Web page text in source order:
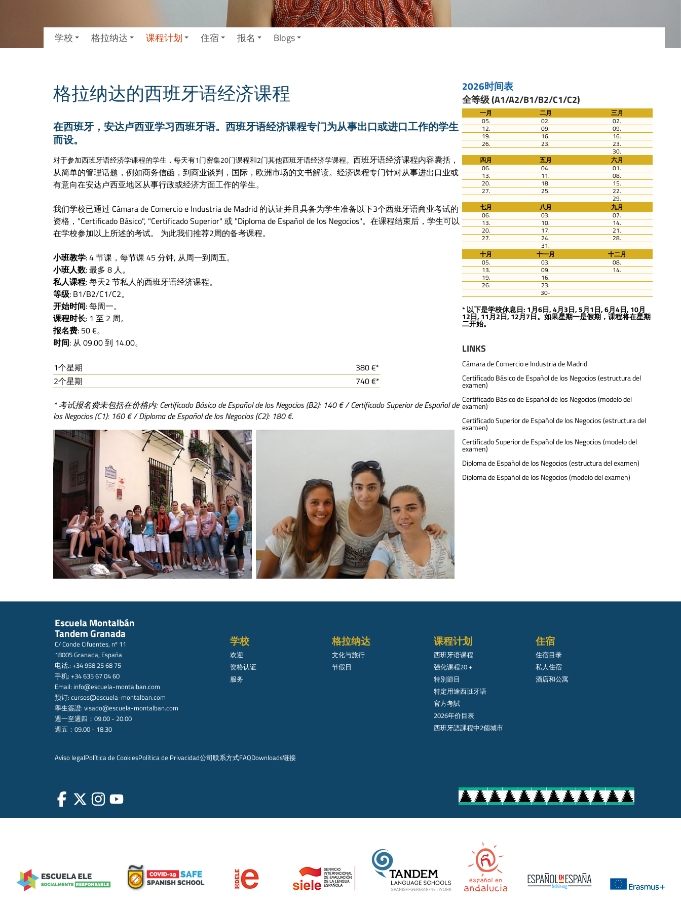
学校 格拉纳达 课程计划 住宿 报名 Blogs
格拉纳达的西班牙语经济课程
在西班牙，安达卢西亚学习西班牙语。西班牙语经济课程专门为从事出口或进口工作的学生
而设。
对于参加西班牙语经济学课程的学生，每天有1门密集20门课程和2门其他西班牙语经济学课程。西班牙语经济课程内容囊括，
从简单的管理话题，例如商务信函，到商业谈判，国际，欧洲市场的文书解读。经济课程专门针对从事进出口业或
有意向在安达卢西亚地区从事行政或经济方面工作的学生。
我们学校已通过 Cámara de Comercio e Industria de Madrid 的认证并且具备为学生准备以下3个西班牙语商业考试的
资格，"Certificado Básico", "Certificado Superior" 或 "Diploma de Español de los Negocios"。在课程结束后，学生可以
在学校参加以上所述的考试。 为此我们推荐2周的备考课程。
小班教学: 4 节课，每节课 45 分钟, 从周一到周五。
小班人数: 最多 8 人。
私人课程: 每天2 节私人的西班牙语经济课程。
等级: B1/B2/C1/C2。
开始时间: 每周一。
课程时长: 1 至 2 周。
报名费: 50 €。
时间: 从 09.00 到 14.00。
1个星期
380 €*
2个星期
740 €*
* 考试报名费未包括在价格内: Certificado Básico de Español de los Negocios (B2): 140 € / Certificado Superior de Español de
los Negocios (C1): 160 € / Diploma de Español de los Negocios (C2): 180 €.
2026时间表
全等级 (A1/A2/B1/B2/C1/C2)
一月 二月
三月
05.
02. 02.
12. 09. 09.
19. 16. 16.
26. 23. 23.
30.
四月
五月
六月
06.
04. 01.
13. 11. 08.
20. 18. 15.
27. 25. 22.
29.
七月
八月
九月
06.
03. 07.
13. 10. 14.
20. 17. 21.
27. 24. 28.
31.
十月
十一月
十二月
05.
03. 08.
13. 09. 14.
19. 16.
26. 23.
30-
* 以下是学校休息日: 1月6日, 4月3日, 5月1日, 6月4日, 10月
12日, 11月2日, 12月7日。如果星期一是假期，课程将在星期
二开始。
LINKS
Cámara de Comercio e Industria de Madrid
Certificado Básico de Español de los Negocios (estructura del
examen)
Certificado Básico de Español de los Negocios (modelo del
examen)
Certificado Superior de Español de los Negocios (estructura del
examen)
Certificado Superior de Español de los Negocios (modelo del
examen)
Diploma de Español de los Negocios (estructura del examen)
Diploma de Español de los Negocios (modelo del examen)
Escuela Montalbán
Tandem Granada
C/ Conde Cifuentes, nº 11
18005 Granada, España
电话.: +34 958 25 68 75
手机: +34 635 67 04 60
Email: info@escuela-montalban.com
预订: cursos@escuela-montalban.com
學生簽證: visado@escuela-montalban.com
週一至週四：09.00 - 20.00
週五：09.00 - 18.30
学校
欢迎
资格认证
服务
格拉纳达
文化与旅行
节假日
课程计划
西班牙语课程
强化课程20 +
特別節目
特定用途西班牙语
官方考試
2026年价目表
西班牙語課程中2個城市
住宿
住宿目录
私人住宿
酒店和公寓
Aviso legalPolítica de CookiesPolítica de Privacidad公司联系方式FAQDownloads链接